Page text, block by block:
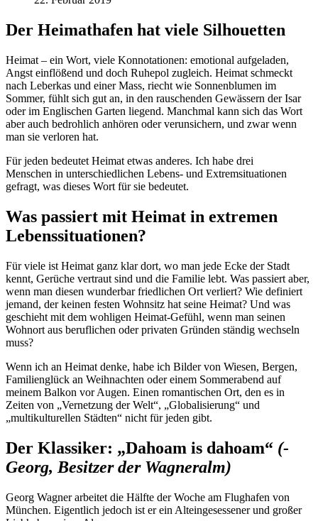
Der Heimathafen hat viele Silhouetten
Heimat – ein Wort, viele Konnotationen: emotional aufgeladen,
Angst einflößend und doch Ruhepol zugleich. Heimat schmeckt
nach Leberkas und einer Mass, riecht wie Sonnenblumen im
Sommer, fühlt sich gut an, in den rauschenden Gewässern der Isar
oder im Englischen Garten liegend. Manchmal kann sich das Wort
aber auch bedrohlich anhören oder verunsichern, und zwar wenn
man sie verloren hat.
Für jeden bedeutet Heimat etwas anderes. Ich habe drei
Menschen in unterschiedlichen Lebens- und Extremsituationen
gefragt, was dieses Wort für sie bedeutet.
Was passiert mit Heimat in extremen
Lebenssituationen?
Für viele ist Heimat ganz klar dort, wo man jede Ecke der Stadt
kennt, Gerüche vertraut sind und die Familie lebt. Was passiert aber,
wenn man diesen wunderbar friedlichen Ort verliert? Wie definiert
jemand, der keinen festen Wohnsitz hat seine Heimat? Und was
geschieht mit dem wohligen Heimat-Gefühl, wenn man seinen
Wohnort aus beruflichen oder privaten Gründen ständig wechseln
muss?
Wenn ich an Heimat denke, habe ich Bilder von Wiesen, Bergen,
Familienglück an Weihnachten oder einem Sommerabend auf
meinem Balkon vor Augen. Einen romantischen Ort, den es in
Zeiten von „Vernetzung der Welt“, „Globalisierung“ und
„multikulturellen Städten“ nicht für jeden gibt.
Der Klassiker: „Dahoam is dahoam“ (-
Georg, Besitzer der Wagneralm)
Georg Wagner arbeitet die Hälfte der Woche am Flughafen von
München. Eigentlich jedoch ist er ein Alteingesessener und großer